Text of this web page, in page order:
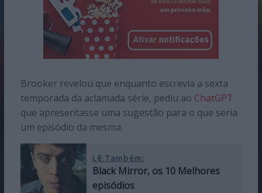
Brooker revelou que enquanto escrevia a sexta
temporada da aclamada série, pediu ao ChatGPT
que apresentasse uma sugestão para o que seria
um episódio da mesma.
Lê Também:
Black Mirror, os 10 Melhores
episódios